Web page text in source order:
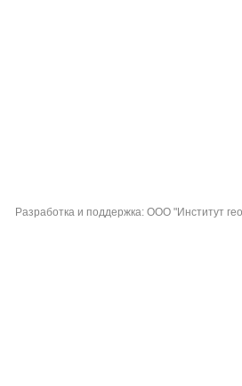
Разработка и поддержка: ООО "Институт